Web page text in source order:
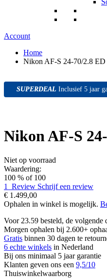
Account
Home
Nikon AF-S 24-70/2.8
SUPERDEAL
SUPERDEAL
SUPERDEAL Inclusief 5 jaar
Nikon AF-S
Niet op voorraad
Waardering:
100 % of 100
1
Review Schrijf een review
€ 1.499,00
Ophalen in winkel is mogelijk.
Voor 23.59 besteld, de volgende
Morgen ophalen bij 2.600+
Gratis binnen 30 dagen te
6 echte winkels in Nederland
Bij ons minimaal 5 jaar garantie
Klanten geven ons een 9,5/10
Thuiswinkelwaarborg